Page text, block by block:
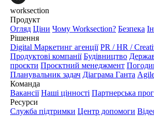
worksection
Продукт
Огляд Ціни Чому Worksection? Безпека
Рішення
Digital Маркетинг агенції PR / HR /
Продуктові компанії Будівництво
проєкти Проєктний менеджмент
Планувальник задач Діаграма Ганта
Команда
Вакансії Наші цінності Партнерська
Ресурси
Служба підтримки Центр допомоги